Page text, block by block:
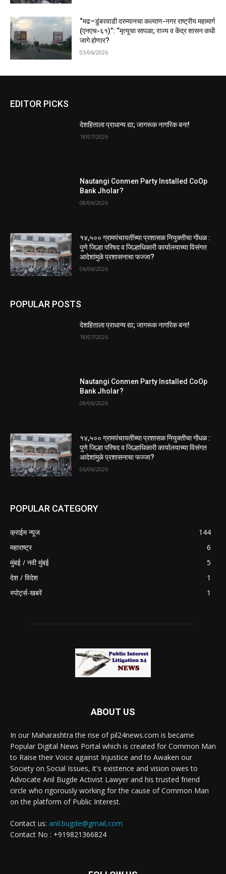
“मढ–डुंबरवाडी दरम्यानचा कल्याण-नगर राष्ट्रीय महामार्ग
(एनएच-६१)”: “मृत्यूचा सापळा; राज्य व केंद्र शासन कधी
जागे होणार?
03/06/2026
EDITOR PICKS
देशहिताला प्राधान्य द्या; जागरूक नागरिक बना!
18/07/2026
Nautangi Conmen Party Installed CoOp
Bank Jholar?
08/06/2026
१४,५०० ग्रामपंचायतींच्या प्रशासक नियुक्तीचा गोंधळ :
पुणे जिल्हा परिषद व जिल्हाधिकारी कार्यालयाच्या विसंगत
आदेशांमुळे प्रशासनाचा फज्जा?
06/06/2026
POPULAR POSTS
देशहिताला प्राधान्य द्या; जागरूक नागरिक बना!
18/07/2026
Nautangi Conmen Party Installed CoOp
Bank Jholar?
08/06/2026
१४,५०० ग्रामपंचायतींच्या प्रशासक नियुक्तीचा गोंधळ :
पुणे जिल्हा परिषद व जिल्हाधिकारी कार्यालयाच्या विसंगत
आदेशांमुळे प्रशासनाचा फज्जा?
06/06/2026
POPULAR CATEGORY
क्राईम न्यूज
144
महाराष्ट्र
6
मुंबई / नवी मुंबई
5
देश / विदेश
1
स्पोर्ट्स-खबरें
1
ABOUT US
In our Maharashtra the rise of pil24news.com is became
Popular Digital News Portal which is created for Common Man
to Raise their Voice against Injustice and to Awaken our
Society on Social Issues, it's existence and vision owes to
Advocate Anil Bugde Activist Lawyer and his trusted friend
circle who rigorously working for the cause of Common Man
on the platform of Public Interest.
Contact us: anil.bugde@gmail,com
Contact No : +919821366824